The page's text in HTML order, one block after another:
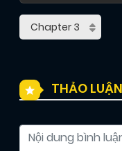
THẢO